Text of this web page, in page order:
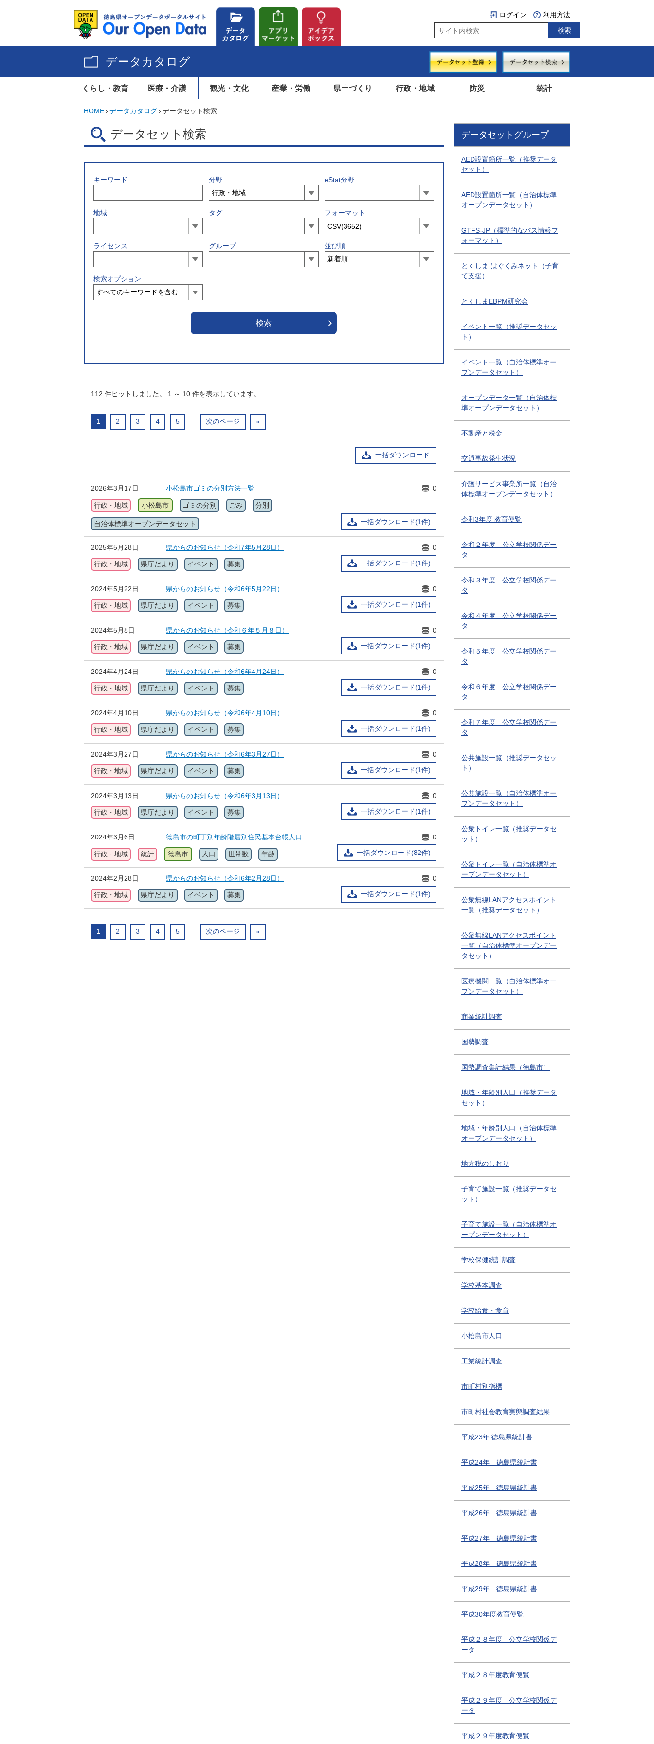
ログイン 利用方法
データカタログ
くらし・教育 医療・介護 観光・文化 産業・労働 県土づくり 行政・地域 防災 統計
HOME› データカタログ› データセット検索
データセット検索
キーワード 分野 eStat分野
地域 タグ フォーマット
ライセンス グループ 並び順
検索オプション
112 件ヒットしました。 1 ～ 10 件を表示しています。
1 2 3 4 5 ... 次のページ »
一括ダウンロード
2026年3月17日 小松島市ゴミの分別方法一覧
一括ダウンロード(1件)
0
行政・地域 小松島市 ゴミの分別 ごみ 分別
自治体標準オープンデータセット
2025年5月28日
県からのお知らせ（令和7年5月28日）
一括ダウンロード(1件)
0
行政・地域 県庁だより イベント 募集
2024年5月22日
県からのお知らせ（令和6年5月22日）
一括ダウンロード(1件)
0
行政・地域 県庁だより イベント 募集
2024年5月8日
県からのお知らせ（令和６年５月８日）
一括ダウンロード(1件)
0
行政・地域 県庁だより イベント 募集
2024年4月24日
県からのお知らせ（令和6年4月24日）
一括ダウンロード(1件)
0
行政・地域 県庁だより イベント 募集
2024年4月10日
県からのお知らせ（令和6年4月10日）
一括ダウンロード(1件)
0
行政・地域 県庁だより イベント 募集
2024年3月27日
県からのお知らせ（令和6年3月27日）
一括ダウンロード(1件)
0
行政・地域 県庁だより イベント 募集
2024年3月13日
県からのお知らせ（令和6年3月13日）
一括ダウンロード(1件)
0
行政・地域 県庁だより イベント 募集
2024年3月6日
徳島市の町丁別年齢階層別住民基本台帳人口
一括ダウンロード(82件)
0
行政・地域 統計 徳島市 人口 世帯数 年齢
2024年2月28日
県からのお知らせ（令和6年2月28日）
一括ダウンロード(1件)
0
行政・地域 県庁だより イベント 募集
1 2 3 4 5 ... 次のページ »
データセットグループ
AED設置箇所一覧（推奨データ
セット）
AED設置箇所一覧（自治体標準
オープンデータセット）
GTFS-JP（標準的なバス情報フ
ォーマット）
とくしま はぐくみネット（子育
て支援）
とくしまEBPM研究会
イベント一覧（推奨データセッ
ト）
イベント一覧（自治体標準オー
プンデータセット）
オープンデータ一覧（自治体標
準オープンデータセット）
不動産と税金
交通事故発生状況
介護サービス事業所一覧（自治
体標準オープンデータセット）
令和3年度 教育便覧
令和２年度 公立学校関係デー
タ
令和３年度 公立学校関係デー
タ
令和４年度 公立学校関係デー
タ
令和５年度 公立学校関係デー
タ
令和６年度 公立学校関係デー
タ
令和７年度 公立学校関係デー
タ
公共施設一覧（推奨データセッ
ト）
公共施設一覧（自治体標準オー
プンデータセット）
公衆トイレ一覧（推奨データセ
ット）
公衆トイレ一覧（自治体標準オ
ープンデータセット）
公衆無線LANアクセスポイント
一覧（推奨データセット）
公衆無線LANアクセスポイント
一覧（自治体標準オープンデー
タセット）
医療機関一覧（自治体標準オー
プンデータセット）
商業統計調査
国勢調査
国勢調査集計結果（徳島市）
地域・年齢別人口（推奨データ
セット）
地域・年齢別人口（自治体標準
オープンデータセット）
地方税のしおり
子育て施設一覧（推奨データセ
ット）
子育て施設一覧（自治体標準オ
ープンデータセット）
学校保健統計調査
学校基本調査
学校給食・食育
小松島市人口
工業統計調査
市町村別指標
市町村社会教育実態調査結果
平成23年 徳島県統計書
平成24年 徳島県統計書
平成25年 徳島県統計書
平成26年 徳島県統計書
平成27年 徳島県統計書
平成28年 徳島県統計書
平成29年 徳島県統計書
平成30年度教育便覧
平成２８年度 公立学校関係デ
ータ
平成２８年度教育便覧
平成２９年度 公立学校関係デ
ータ
平成２９年度教育便覧